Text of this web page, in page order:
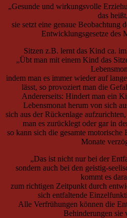
„Gesunde und wirkungsvolle
das heißt,
sie setzt eine genaue Beobachtung
Entwicklungsgesetze des
Sitzen z.B. lernt das Kind ca.
„Übt man mit einem Kind das
indem man es immer wieder auf
lässt, so provoziert man die
Andererseits: Hindert man ein
Lebensmonat herum von sich
sich aus der Rückenlage
man es zurücklegt oder gar in
so kann sich die gesamte
Monate
„Das ist nicht nur bei der
sondern auch bei den geistig-
kommt es
zum richtigen Zeitpunkt durch
sich entfaltende
Alle Verfrühungen können die
Behinderungen sie